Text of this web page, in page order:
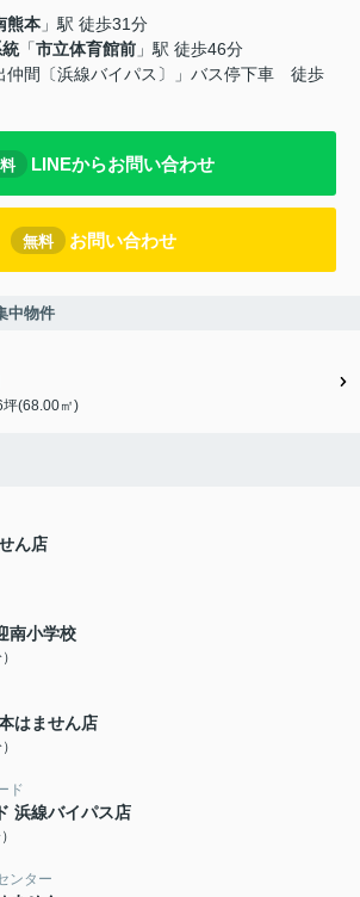
熊本 」駅 徒歩31分
「市立体育館前 」駅 徒歩46分
仲間〔浜線バイパス〕」バス停下車 徒歩
LINEからお問い合わせ
無料 お問い合わせ
中物件
坪(68.00㎡)
ん店
南小学校
はません店
ド
浜線バイパス店
ンター